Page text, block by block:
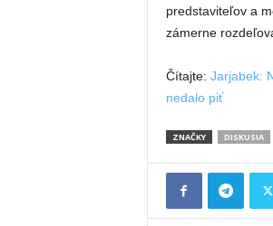
predstaviteľov a
zámerne
Čítajte: Jarjabek:
nedalo piť
ZNAČKY DISKUSIA